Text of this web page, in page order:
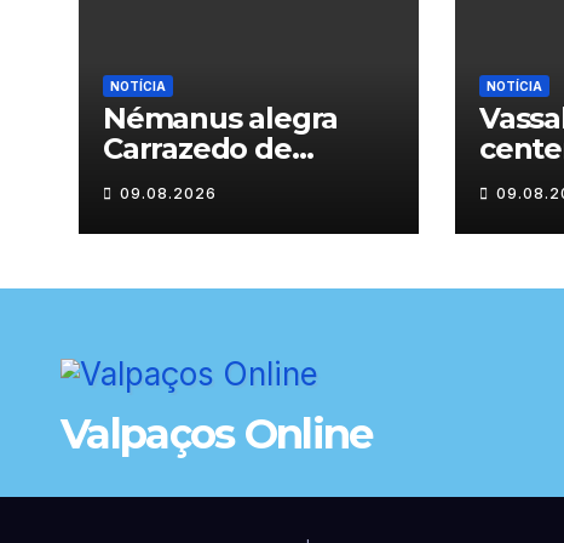
NOTÍCIA
Némanus alegra
Carrazedo de
Montenegro
09.08.2026
NOTÍCIA
Valpaços Online